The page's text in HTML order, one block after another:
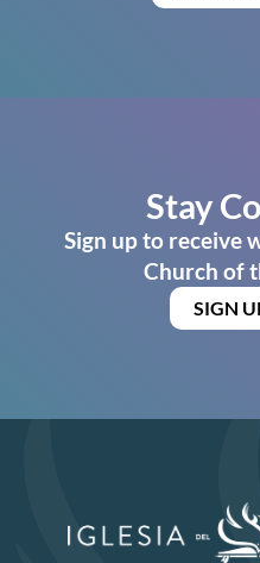
Stay
Sign up to receive
Church of
SIGN